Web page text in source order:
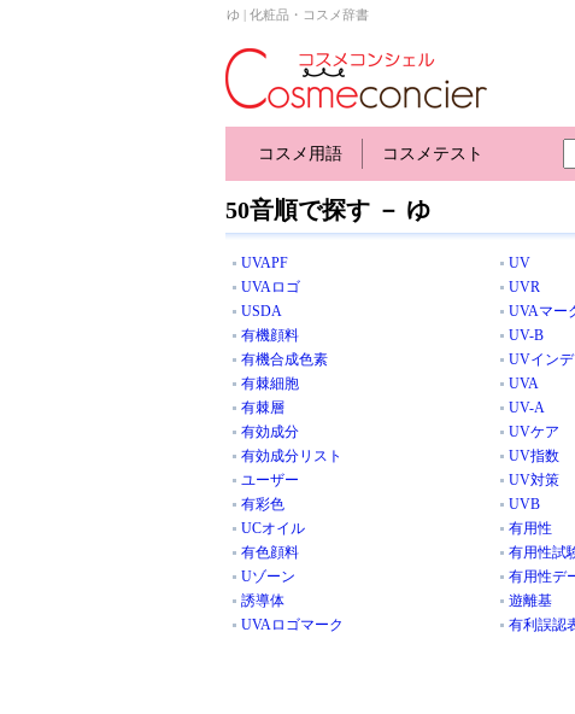
ゆ | 化粧品・コスメ辞書
コスメ用語 コスメテスト
50音順で探す － ゆ
UVAPF
UVAロゴ
USDA
有機顔料
有機合成色素
有棘細胞
有棘層
有効成分
有効成分リスト
ユーザー
有彩色
UCオイル
有色顔料
Uゾーン
誘導体
UVAロゴマーク
UV
UVR
UVAマー
UV-B
UVイン
UVA
UV-A
UVケア
UV指数
UV対策
UVB
有用性
有用性試
有用性デ
遊離基
有利誤認